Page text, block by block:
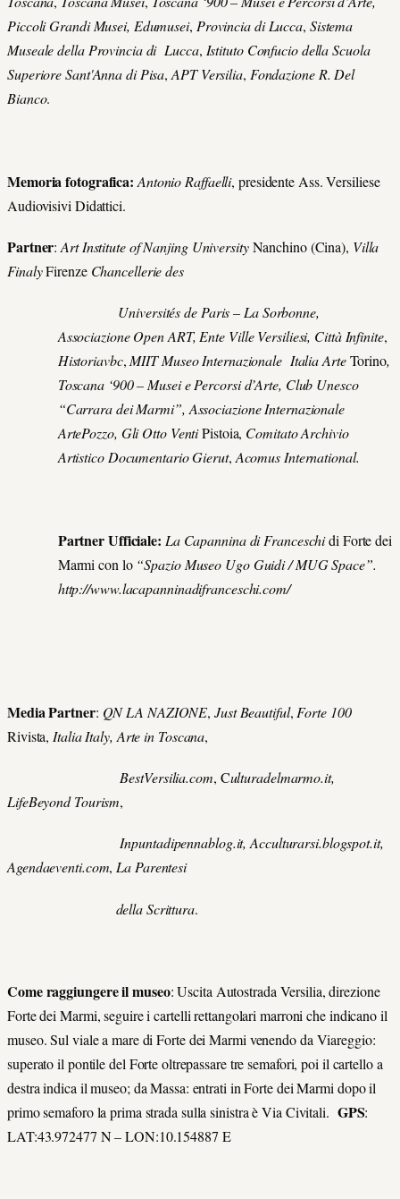
Piccoli Grandi Musei, Edumusei, Provincia di Lucca, Sistema
Museale della Provincia di Lucca, Istituto Confucio della Scuola
Superiore Sant'Anna di Pisa,APT Versilia, Fondazione R. Del
Bianco.
Memoria fotografica: Antonio Raffaelli, presidente Ass. Versiliese
Audiovisivi Didattici.
Partner:Art Institute of Nanjing UniversityNanchino (Cina), Villa
FinalyFirenze Chancellerie des
Universités de Paris – La Sorbonne,
Associazione Open ART, Ente Ville Versiliesi, Città Infinite,
Historiavbc, MIIT Museo Internazionale Italia ArteTorino,
Toscana ‘900 – Musei e Percorsi d’Arte, Club Unesco
“Carrara dei Marmi”, Associazione Internazionale
ArtePozzo, Gli Otto VentiPistoia, Comitato Archivio
Artistico Documentario Gierut, Acomus International.
Partner Ufficiale: La Capannina di Franceschidi Forte dei
Marmi con lo “Spazio Museo Ugo Guidi / MUG Space”.
http://www.lacapanninadifranceschi.com/
Media Partner: QN LA NAZIONE,Just Beautiful, Forte 100
Rivista, Italia Italy, Arte in Toscana,
BestVersilia.com, Culturadelmarmo.it,
LifeBeyond Tourism,
Inpuntadipennablog.it, Acculturarsi.blogspot.it,
Agendaeventi.com,La Parentesi
della Scrittura.
Come raggiungere il museo: Uscita Autostrada Versilia, direzione
Forte dei Marmi, seguire i cartelli rettangolari marroni che indicano il
museo. Sul viale a mare di Forte dei Marmi venendo da Viareggio:
superato il pontile del Forte oltrepassare tre semafori, poi il cartello a
destra indica il museo; da Massa: entrati in Forte dei Marmi dopo il
primo semaforo la prima strada sulla sinistra è Via Civitali. GPS:
LAT:43.972477 N – LON:10.154887 E